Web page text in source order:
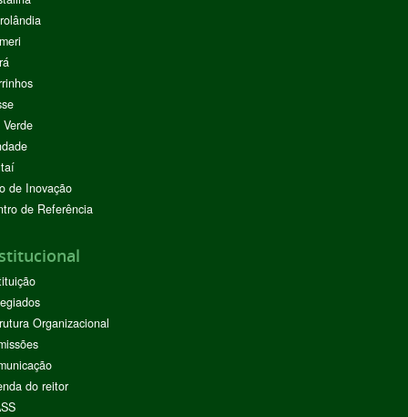
de Inovação
de Referência
Organizacional
do reitor